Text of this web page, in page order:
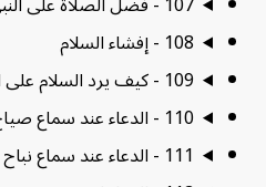
108 - إفشاء السلام
109 - كيف يرد السلام على الكافر إذا سلم
110 - الدعاء عند سماع صياح الديك ونهيق الحمار
111 - الدعاء عند سماع نباح الكلاب بالليل